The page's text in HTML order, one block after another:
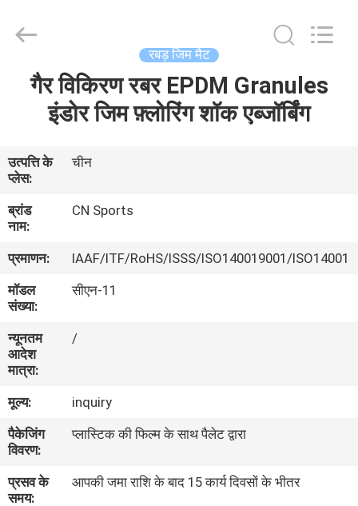
हमारे
बारे
कारखाना
गुणवत्ता
नियंत्रण
संपर्क
करें
Materials
Reserved.
रबड़ जिम मैट
गैर विकिरण रबर EPDM Granules
इंडोर जिम फ़्लोरिंग शॉक एब्जॉर्बिंग
उत्पत्ति के
प्लेस:
चीन
ब्रांड
नाम:
CN Sports
प्रमाणन:
IAAF/ITF/RoHS/ISSS/ISO140019001/ISO14001
मॉडल
संख्या:
सीएन-11
न्यूनतम
आदेश
मात्रा:
/
मूल्य:
inquiry
पैकेजिंग
विवरण:
प्लास्टिक की फिल्म के साथ पैलेट द्वारा
प्रसव के
समय:
आपकी जमा राशि के बाद 15 कार्य दिवसों के भीतर